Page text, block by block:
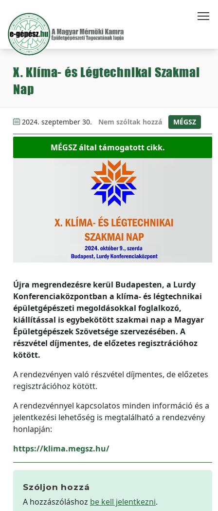
X. Klíma- és Légtechnikai Szakmai
Nap
2024. szeptember 30. Nem szóltak hozzá MÉGSZ
MÉGSZ által támogatott cikk.
Újra megrendezésre kerül Budapesten, a Lurdy
Konferenciaközpontban a klíma- és légtechnikai
épületgépészeti megoldásokkal foglalkozó,
kiállítással is egybekötött szakmai nap a Magyar
Épületgépészek Szövetsége szervezésében. A
részvétel díjmentes, de előzetes regisztrációhoz
kötött.
A rendezvényen való részvétel díjmentes, de előzetes
regisztrációhoz kötött.
A rendezvénnyel kapcsolatos minden információ és a
jelentkezési lehetőség is megtalálható a rendezvény
honlapján:
https://klima.megsz.hu/
Szóljon hozzá
A hozzászóláshoz be kell jelentkezni.